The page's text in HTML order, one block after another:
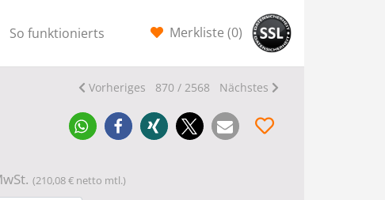
So funktionierts Merkliste (0)
Vorheriges 870 / 2568 Nächstes
(210,08 € netto mtl.)